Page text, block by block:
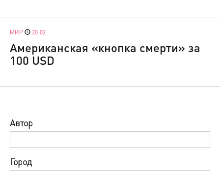
МИР 20:02
Американская «кнопка смерти» за
100 USD
Автор
Город